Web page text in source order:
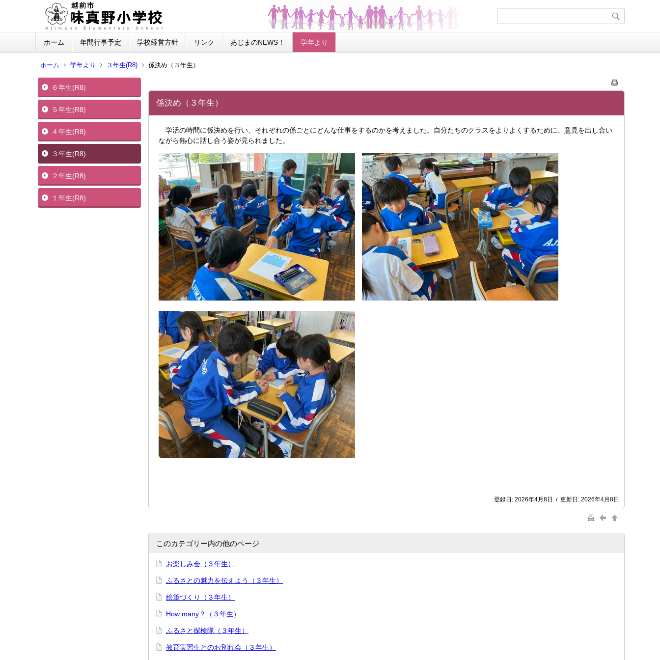
ホーム 年間行事予定 学校経営方針 リンク あじまのNEWS！ 学年より
ホーム 学年より ３年生(R8) 係決め（３年生）
６年生(R8)
５年生(R8)
４年生(R8)
３年生(R8)
２年生(R8)
１年生(R8)
係決め（３年生）
学活の時間に係決めを行い、それぞれの係ごとにどんな仕事をするのかを考えました。自分たちのクラスをよりよくするために、意見を出し合い
ながら熱心に話し合う姿が見られました。
登録日: 2026年4月8日 / 更新日: 2026年4月8日
このカテゴリー内の他のページ
お楽しみ会（３年生）
ふるさとの魅力を伝えよう（３年生）
絵筆づくり（３年生）
How many？（３年生）
ふるさと探検隊（３年生）
教育実習生とのお別れ会（３年生）